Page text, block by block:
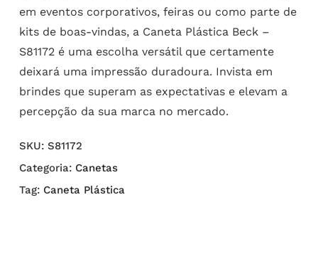
em eventos corporativos, feiras ou como parte de
kits de boas-vindas, a Caneta Plástica Beck –
S81172 é uma escolha versátil que certamente
deixará uma impressão duradoura. Invista em
brindes que superam as expectativas e elevam a
percepção da sua marca no mercado.
SKU: S81172
Categoria: Canetas
Tag: Caneta Plástica